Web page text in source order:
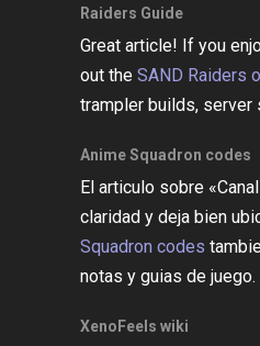
Raiders Guide
Great article! If you
out the SAND Raiders
trampler builds, server
Anime Squadron codes
El articulo sobre
claridad y deja bien
Squadron codes
notas y guias de juego.
XenoFeels wiki